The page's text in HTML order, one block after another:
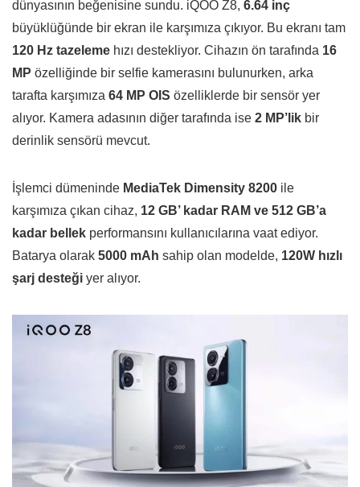
dünyasının beğenisine sundu. iQOO Z8, 6.64 inç
büyüklüğünde bir ekran ile karşımıza çıkıyor. Bu ekranı tam
120 Hz tazeleme hızı destekliyor. Cihazın ön tarafında 16
MP özelliğinde bir selfie kamerasını bulunurken, arka
tarafta karşımıza 64 MP OIS özelliklerde bir sensör yer
alıyor. Kamera adasının diğer tarafında ise 2 MP’lik bir
derinlik sensörü mevcut.
İşlemci dümeninde MediaTek Dimensity 8200 ile
karşımıza çıkan cihaz, 12 GB’ kadar RAM ve 512 GB’a
kadar bellek performansını kullanıcılarına vaat ediyor.
Batarya olarak 5000 mAh sahip olan modelde, 120W hızlı
şarj desteği yer alıyor.